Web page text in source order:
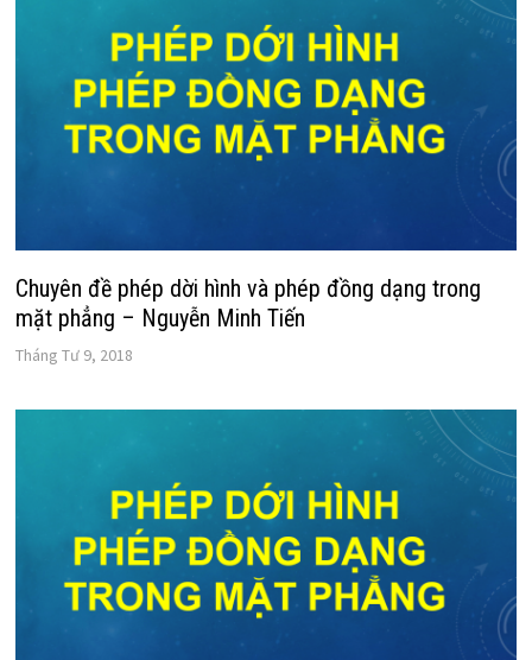
Chuyên đề phép dời hình và phép đồng dạng trong
mặt phẳng – Nguyễn Minh Tiến
Tháng Tư 9, 2018